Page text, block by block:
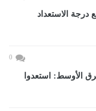
درجة الاستعداد
0
الأوسط: استعدوا